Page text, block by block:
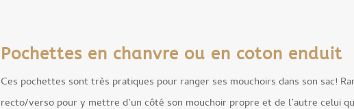
Pochettes en chanvre ou en coton enduit
Ces pochettes sont très pratiques pour ranger ses mouchoirs dans son sac!
recto/verso pour y mettre d’un côté son mouchoir propre et de l’autre celui